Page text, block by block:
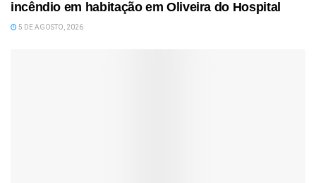
incêndio em habitação em Oliveira do Hospital
5 DE AGOSTO, 2026